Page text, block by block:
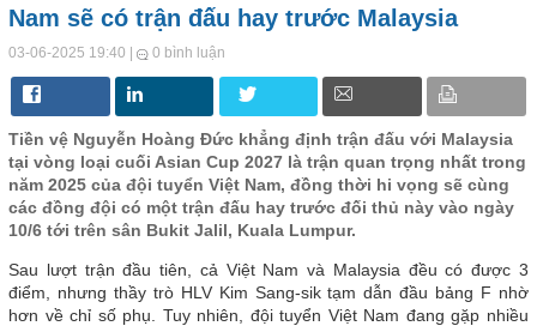
Nam sẽ có trận đấu hay trước Malaysia
03-06-2025 19:40 | 0 bình luận
Tiền vệ Nguyễn Hoàng Đức khẳng định trận đấu với Malaysia
tại vòng loại cuối Asian Cup 2027 là trận quan trọng nhất trong
năm 2025 của đội tuyển Việt Nam, đồng thời hi vọng sẽ cùng
các đồng đội có một trận đấu hay trước đối thủ này vào ngày
10/6 tới trên sân Bukit Jalil, Kuala Lumpur.
Sau lượt trận đầu tiên, cả Việt Nam và Malaysia đều có được 3
điểm, nhưng thầy trò HLV Kim Sang-sik tạm dẫn đầu bảng F nhờ
hơn về chỉ số phụ. Tuy nhiên, đội tuyển Việt Nam đang gặp nhiều